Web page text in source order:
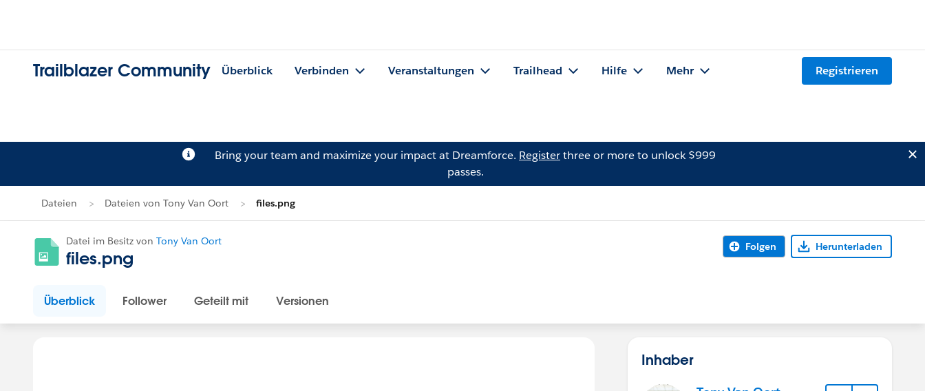
Trailblazer Community Überblick Verbinden Veranstaltungen Trailhead Hilfe Mehr Registrieren
Bring your team and maximize your impact at Dreamforce. Registerthree or more to unlock $999
passes.
Dateien Dateien von Tony Van Oort files.png
Datei im Besitz von Tony Van Oort
files.png
Folgen Herunterladen
Überblick Follower Geteilt mit Versionen
Inhaber